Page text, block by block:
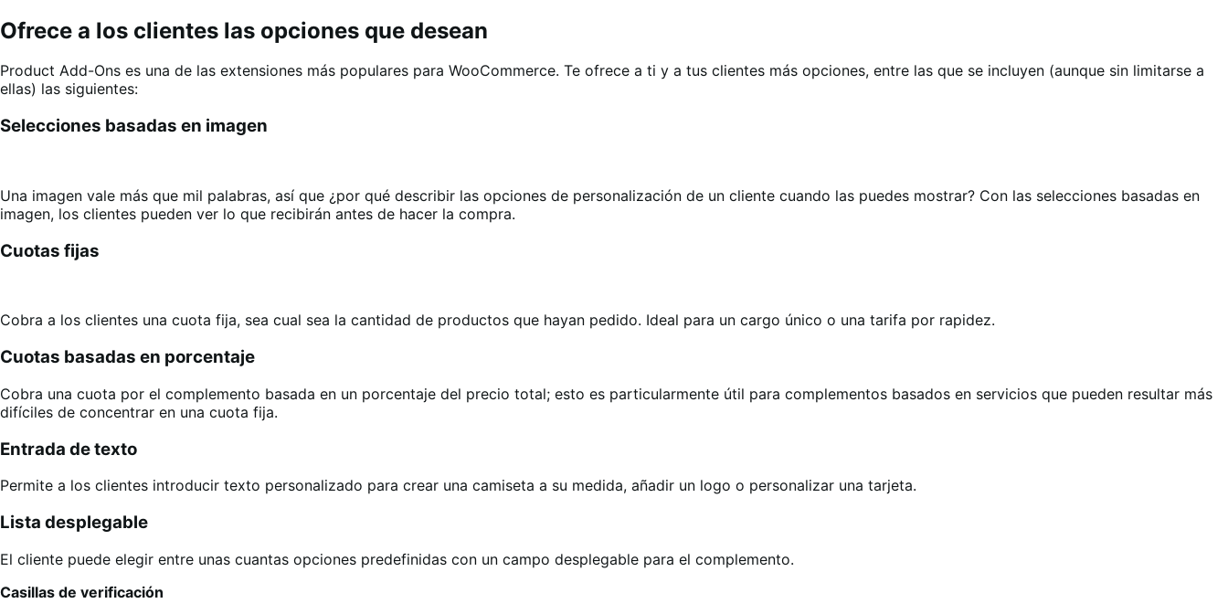
Ofrece a los clientes las opciones que desean
Product Add-Ons es una de las extensiones más populares para WooCommerce. Te ofrece a ti y a tus clientes más opciones, entre las que se incluyen (aunque sin limitarse a
ellas) las siguientes:
Selecciones basadas en imagen
Una imagen vale más que mil palabras, así que ¿por qué describir las opciones de personalización de un cliente cuando las puedes mostrar? Con las selecciones basadas en
imagen, los clientes pueden ver lo que recibirán antes de hacer la compra.
Cuotas fijas
Cobra a los clientes una cuota fija, sea cual sea la cantidad de productos que hayan pedido. Ideal para un cargo único o una tarifa por rapidez.
Cuotas basadas en porcentaje
Cobra una cuota por el complemento basada en un porcentaje del precio total; esto es particularmente útil para complementos basados en servicios que pueden resultar más
difíciles de concentrar en una cuota fija.
Entrada de texto
Permite a los clientes introducir texto personalizado para crear una camiseta a su medida, añadir un logo o personalizar una tarjeta.
Lista desplegable
El cliente puede elegir entre unas cuantas opciones predefinidas con un campo desplegable para el complemento.
Casillas de verificación